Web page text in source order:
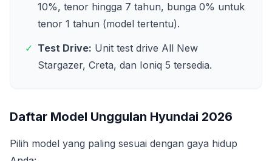
10%, tenor hingga 7 tahun, bunga 0% untuk
tenor 1 tahun (model tertentu).
✓ Test Drive: Unit test drive All New
Stargazer, Creta, dan Ioniq 5 tersedia.
Daftar Model Unggulan Hyundai 2026
Pilih model yang paling sesuai dengan gaya hidup